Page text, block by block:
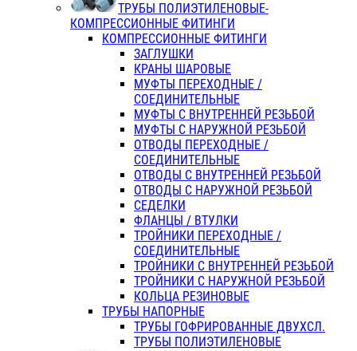
ТРУБЫ ПОЛИЭТИЛЕНОВЫЕ-
КОМПРЕССИОННЫЕ ФИТИНГИ
КОМПРЕССИОННЫЕ ФИТИНГИ
ЗАГЛУШКИ
КРАНЫ ШАРОВЫЕ
МУФТЫ ПЕРЕХОДНЫЕ /
СОЕДИНИТЕЛЬНЫЕ
МУФТЫ С ВНУТРЕННЕЙ РЕЗЬБОЙ
МУФТЫ С НАРУЖНОЙ РЕЗЬБОЙ
ОТВОДЫ ПЕРЕХОДНЫЕ /
СОЕДИНИТЕЛЬНЫЕ
ОТВОДЫ С ВНУТРЕННЕЙ РЕЗЬБОЙ
ОТВОДЫ С НАРУЖНОЙ РЕЗЬБОЙ
СЕДЕЛКИ
ФЛАНЦЫ / ВТУЛКИ
ТРОЙНИКИ ПЕРЕХОДНЫЕ /
СОЕДИНИТЕЛЬНЫЕ
ТРОЙНИКИ С ВНУТРЕННЕЙ РЕЗЬБОЙ
ТРОЙНИКИ С НАРУЖНОЙ РЕЗЬБОЙ
КОЛЬЦА РЕЗИНОВЫЕ
ТРУБЫ НАПОРНЫЕ
ТРУБЫ ГОФРИРОВАННЫЕ ДВУХСЛ.
ТРУБЫ ПОЛИЭТИЛЕНОВЫЕ